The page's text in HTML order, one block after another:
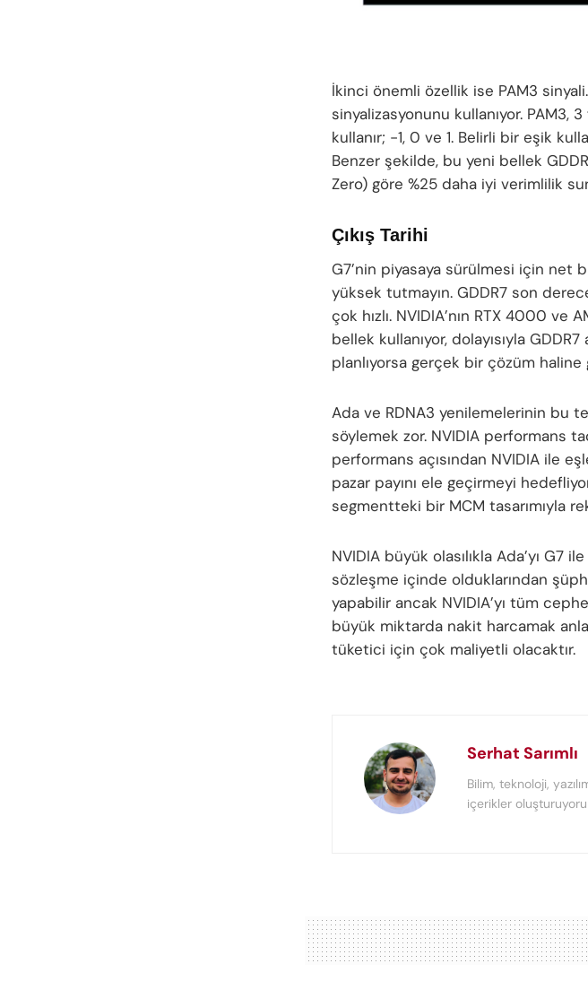
İkinci önemli özellik ise PAM3
sinyalizasyonunu kullanıyor. PAM3,
kullanır; -1, 0 ve 1. Belirli bir eşik
Benzer şekilde, bu yeni bellek
Zero) göre %25 daha iyi verimlilik
Çıkış Tarihi
G7’nin piyasaya sürülmesi için net
yüksek tutmayın. GDDR7 son
çok hızlı. NVIDIA’nın RTX 4000 ve
bellek kullanıyor, dolayısıyla
planlıyorsa gerçek bir çözüm haline
Ada ve RDNA3 yenilemelerinin bu
söylemek zor. NVIDIA performans
performans açısından NVIDIA ile
pazar payını ele geçirmeyi
segmentteki bir MCM tasarımıyla
NVIDIA büyük olasılıkla Ada’yı
sözleşme içinde olduklarından
yapabilir ancak NVIDIA’yı tüm
büyük miktarda nakit harcamak
tüketici için çok maliyetli olacaktır.
Serhat Sarımlı
Bilim, teknoloji,
içerikler